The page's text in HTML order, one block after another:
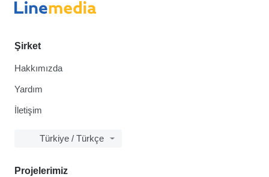
Şirket
Hakkımızda
Yardım
İletişim
Türkiye / Türkçe
Projelerimiz